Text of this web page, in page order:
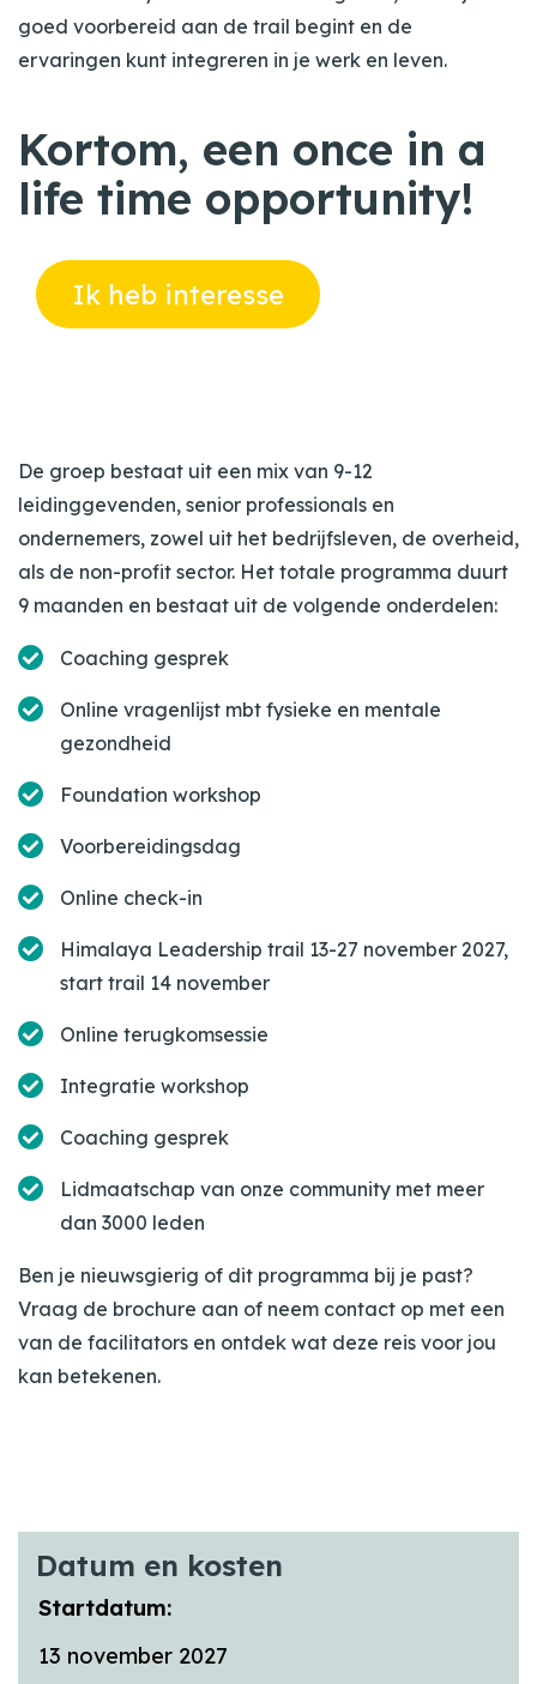
goed voorbereid aan de trail begint en de
ervaringen kunt integreren in je werk en leven.
Kortom, een once in a
life time opportunity!
Ik heb interesse
De groep bestaat uit een mix van 9-12
leidinggevenden, senior professionals en
ondernemers, zowel uit het bedrijfsleven, de overheid,
als de non-profit sector. Het totale programma duurt
9 maanden en bestaat uit de volgende onderdelen:
Coaching gesprek
Online vragenlijst mbt fysieke en mentale
gezondheid
Foundation workshop
Voorbereidingsdag
Online check-in
Himalaya Leadership trail 13-27 november 2027,
start trail 14 november
Online terugkomsessie
Integratie workshop
Coaching gesprek
Lidmaatschap van onze community met meer
dan 3000 leden
Ben je nieuwsgierig of dit programma bij je past?
Vraag de brochure aan of neem contact op met een
van de facilitators en ontdek wat deze reis voor jou
kan betekenen.
Datum en kosten
Startdatum:
13 november 2027